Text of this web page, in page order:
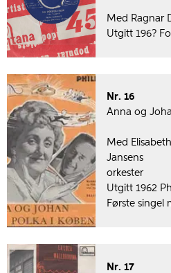
Med Ragnar
Utgitt 196?
Nr. 16
Anna og
Med
Jansens
orkester
Utgitt 1962
Første singel
Nr. 17